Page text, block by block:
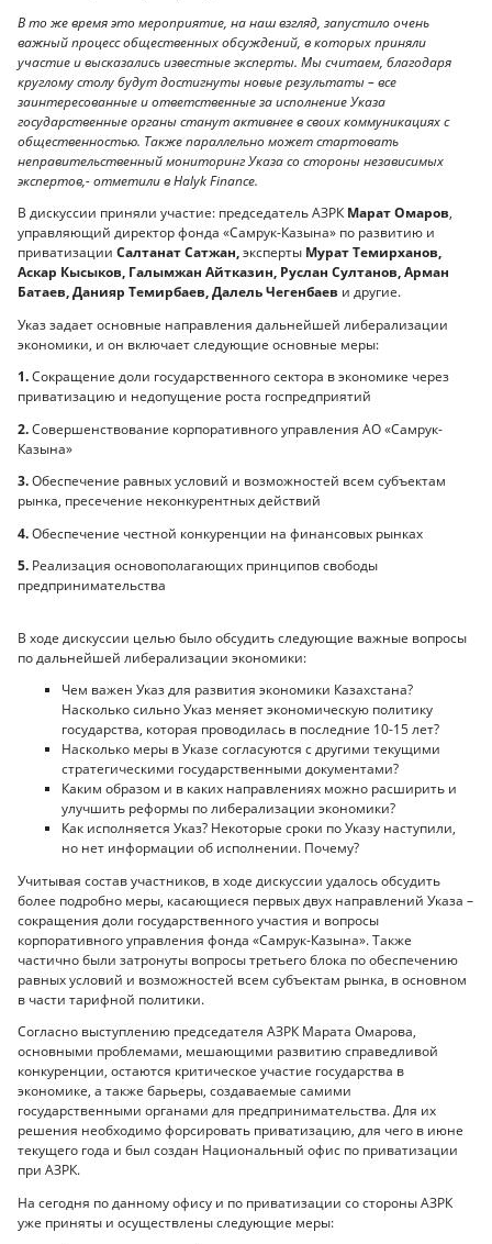
В то же время это мероприятие, на наш взгляд, запустило очень
важный процесс общественных обсуждений, в которых приняли
участие и высказались известные эксперты. Мы считаем, благодаря
круглому столу будут достигнуты новые результаты – все
заинтересованные и ответственные за исполнение Указа
государственные органы станут активнее в своих коммуникациях с
общественностью. Также параллельно может стартовать
неправительственный мониторинг Указа со стороны независимых
экспертов,- отметили в Halyk Finance.
В дискуссии приняли участие: председатель АЗРК Марат Омаров,
управляющий директор фонда «Самрук-Казына» по развитию и
приватизации Салтанат Сатжан,эксперты Мурат Темирханов,
Аскар Кысыков, Галымжан Айтказин, Руслан Султанов, Арман
Батаев, Данияр Темирбаев, Далель Чегенбаев и другие.
Указ задает основные направления дальнейшей либерализации
экономики, и он включает следующие основные меры:
1.Сокращение доли государственного сектора в экономике через
приватизацию и недопущение роста госпредприятий
2.Совершенствование корпоративного управления АО «Самрук-
Казына»
3.Обеспечение равных условий и возможностей всем субъектам
рынка, пресечение неконкурентных действий
4.Обеспечение честной конкуренции на финансовых рынках
5. Реализация основополагающих принципов свободы
предпринимательства
В ходе дискуссии целью было обсудить следующие важные вопросы
по дальнейшей либерализации экономики:
Чем важен Указ для развития экономики Казахстана?
Насколько сильно Указ меняет экономическую политику
государства, которая проводилась в последние 10-15 лет?
Насколько меры в Указе согласуются с другими текущими
стратегическими государственными документами?
Каким образом и в каких направлениях можно расширить и
улучшить реформы по либерализации экономики?
Как исполняется Указ? Некоторые сроки по Указу наступили,
но нет информации об исполнении. Почему?
Учитывая состав участников, в ходе дискуссии удалось обсудить
более подробно меры, касающиеся первых двух направлений Указа –
сокращения доли государственного участия и вопросы
корпоративного управления фонда «Самрук-Казына». Также
частично были затронуты вопросы третьего блока по обеспечению
равных условий и возможностей всем субъектам рынка, в основном
в части тарифной политики.
Согласно выступлению председателя АЗРК Марата Омарова,
основными проблемами, мешающими развитию справедливой
конкуренции, остаются критическое участие государства в
экономике, а также барьеры, создаваемые самими
государственными органами для предпринимательства. Для их
решения необходимо форсировать приватизацию, для чего в июне
текущего года и был создан Национальный офис по приватизации
при АЗРК.
На сегодня по данному офису и по приватизации со стороны АЗРК
уже приняты и осуществлены следующие меры: